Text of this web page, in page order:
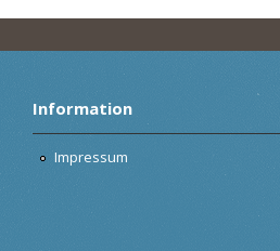
Information
Impressum